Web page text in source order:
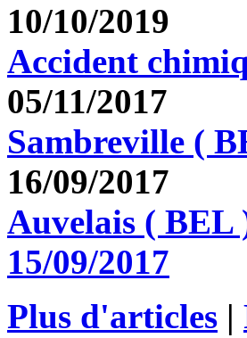
10/10/2019
Accident
05/11/2017
Sambreville (
16/09/2017
Auvelais ( BEL
15/09/2017
Plus d'articles |